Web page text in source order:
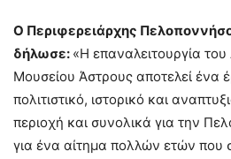
Ο Περιφερειάρχης
δήλωσε: «Η επαναλειτουργία
Μουσείου Άστρους αποτελεί ένα
πολιτιστικό, ιστορικό και
περιοχή και συνολικά για την
για ένα αίτημα πολλών ετών που